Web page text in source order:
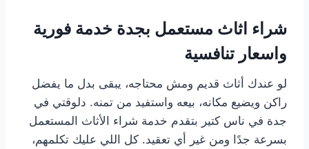
شراء اثاث مستعمل بجدة خدمة فورية
واسعار تنافسية
لو عندك أثاث قديم ومش محتاجه، يبقى بدل ما يفضل
راكن ويضيع مكانه، بيعه واستفيد من تمنه. دلوقتي في
جدة في ناس كتير بتقدم خدمة شراء الأثاث المستعمل
بسرعة جدًا ومن غير أي تعقيد. كل اللي عليك تكلمهم،